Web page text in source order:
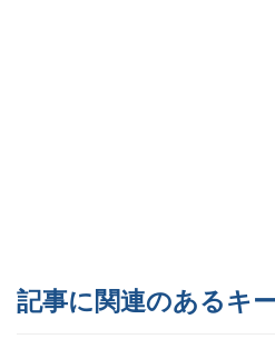
記事に関連のあるキ